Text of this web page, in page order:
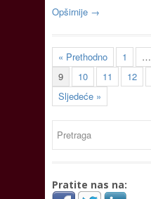
Opširnije →
« Prethodno 1 …
9
10 11 12
Sljedeće »
Pratite nas na: